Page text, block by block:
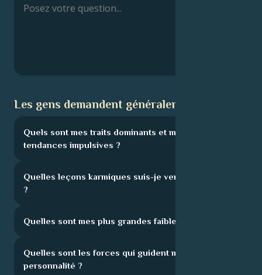
Les gens demandent généralement :
Quels sont mes traits dominants et mes
tendances impulsives ?
Quelles leçons karmiques suis-je venu apprendre
?
Quelles sont mes plus grandes faiblesses ?
Quelles sont les forces qui guident ma
personnalité ?